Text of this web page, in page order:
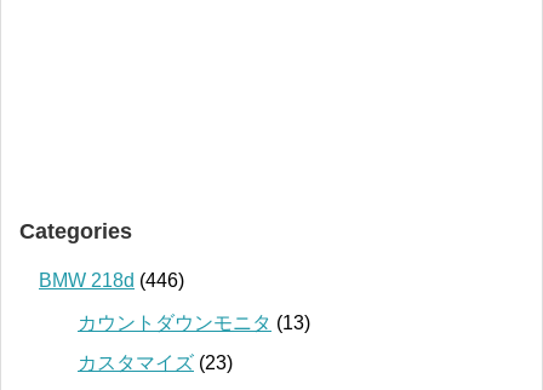
Categories
BMW 218d (446)
カウントダウンモニタ (13)
カスタマイズ (23)